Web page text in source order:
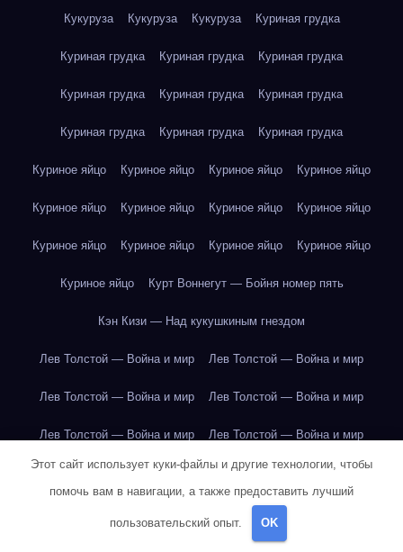
Кукуруза Кукуруза Кукуруза Куриная грудка
Куриная грудка Куриная грудка Куриная грудка
Куриная грудка Куриная грудка Куриная грудка
Куриная грудка Куриная грудка Куриная грудка
Куриное яйцо Куриное яйцо Куриное яйцо Куриное яйцо
Куриное яйцо Куриное яйцо Куриное яйцо Куриное яйцо
Куриное яйцо Куриное яйцо Куриное яйцо Куриное яйцо
Куриное яйцо Курт Воннегут — Бойня номер пять
Кэн Кизи — Над кукушкиным гнездом
Лев Толстой — Война и мир Лев Толстой — Война и мир
Лев Толстой — Война и мир Лев Толстой — Война и мир
Лев Толстой — Война и мир Лев Толстой — Война и мир
Лев Толстой — Война и мир Лев Толстой — Война и мир
Лев Толстой — Война и мир
Этот сайт использует куки-файлы и другие технологии, чтобы
помочь вам в навигации, а также предоставить лучший
пользовательский опыт. OK